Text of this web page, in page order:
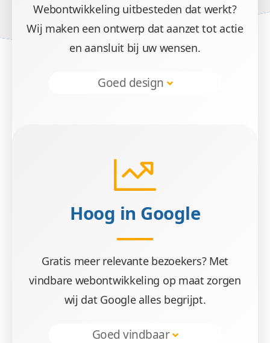
Webontwikkeling uitbesteden dat werkt?
Wij maken een ontwerp dat aanzet tot actie
en aansluit bij uw wensen.
Goed design
Hoog in Google
Gratis meer relevante bezoekers? Met
vindbare webontwikkeling op maat zorgen
wij dat Google alles begrijpt.
Goed vindbaar
Wees gerust, alle gegevens zijn veilig. We maken